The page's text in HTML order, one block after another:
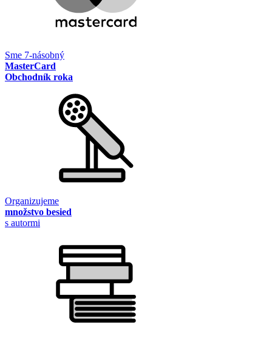
Sme 7-násobný
MasterCard
Obchodník roka
Organizujeme
množstvo besied
s autormi